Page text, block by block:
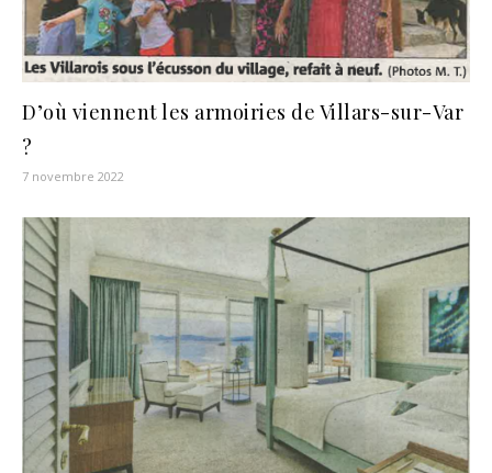
D’où viennent les armoiries de Villars-sur-Var
?
7 novembre 2022